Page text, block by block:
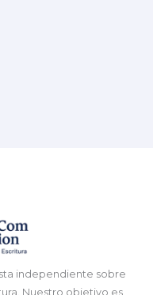
independiente sobre
Nuestro objetivo es